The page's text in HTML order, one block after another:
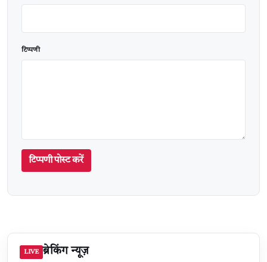
टिप्पणी
टिप्पणी पोस्ट करें
LIVE ब्रेकिंग न्यूज़